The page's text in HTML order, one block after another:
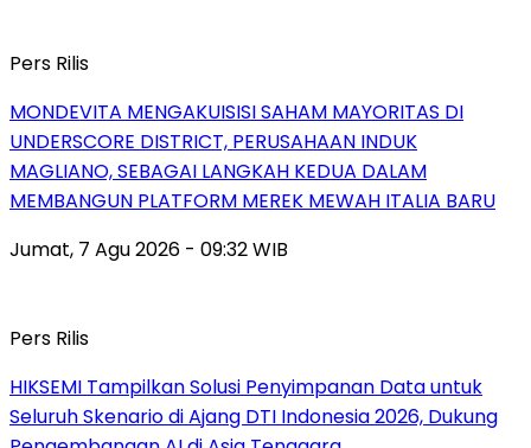
Pers Rilis
MONDEVITA MENGAKUISISI SAHAM MAYORITAS DI
UNDERSCORE DISTRICT, PERUSAHAAN INDUK
MAGLIANO, SEBAGAI LANGKAH KEDUA DALAM
MEMBANGUN PLATFORM MEREK MEWAH ITALIA BARU
Jumat, 7 Agu 2026 - 09:32 WIB
Pers Rilis
HIKSEMI Tampilkan Solusi Penyimpanan Data untuk
Seluruh Skenario di Ajang DTI Indonesia 2026, Dukung